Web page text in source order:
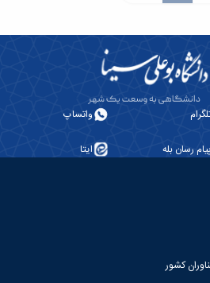
واتساپ
پیام رسان بله ایتا
کشور